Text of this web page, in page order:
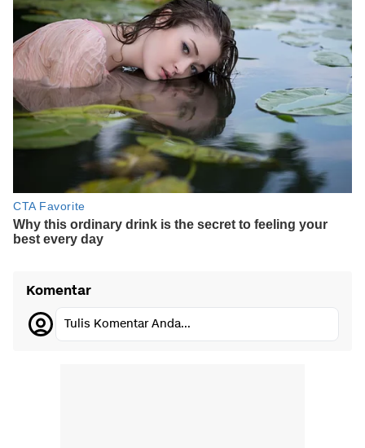
Komentar
Tulis Komentar Anda...